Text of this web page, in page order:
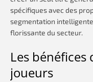
spécifiques avec des
segmentation
florissante du secteur.
Les
joueurs